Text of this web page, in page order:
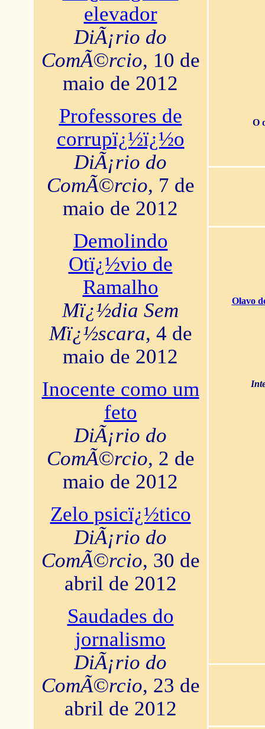
elevador
DiÃ¡rio do
ComÃ©rcio, 10 de
maio de 2012
Professores de
corrupï¿½ï¿½o
DiÃ¡rio do
ComÃ©rcio, 7 de
maio de 2012
Demolindo
Otï¿½vio de
Ramalho
Mï¿½dia Sem
Mï¿½scara, 4 de
maio de 2012
Inocente como um
feto
DiÃ¡rio do
ComÃ©rcio, 2 de
maio de 2012
Zelo psicï¿½tico
DiÃ¡rio do
ComÃ©rcio, 30 de
abril de 2012
Saudades do
jornalismo
DiÃ¡rio do
ComÃ©rcio, 23 de
abril de 2012
O
Olavo